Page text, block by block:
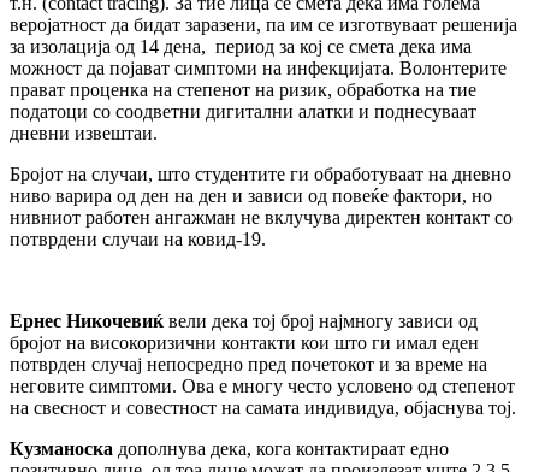
веројатност да бидат заразени, па им се изготвуваат решенија
за изолација од 14 дена, период за кој се смета дека има
можност да појават симптоми на инфекцијата. Волонтерите
прават проценка на степенот на ризик, обработка на тие
податоци со соодветни дигитални алатки и поднесуваат
дневни извештаи.
Бројот на случаи, што студентите ги обработуваат на дневно
ниво варира од ден на ден и зависи од повеќе фактори, но
нивниот работен ангажман не вклучува директен контакт со
потврдени случаи на ковид-19.
Ернес Никочевиќ вели дека тој број најмногу зависи од
бројот на високоризични контакти кои што ги имал еден
потврден случај непосредно пред почетокот и за време на
неговите симптоми. Ова е многу често условено од степенот
на свесност и совестност на самата индивидуа, објаснува тој.
Кузманоска дополнува дека, кога контактираат едно